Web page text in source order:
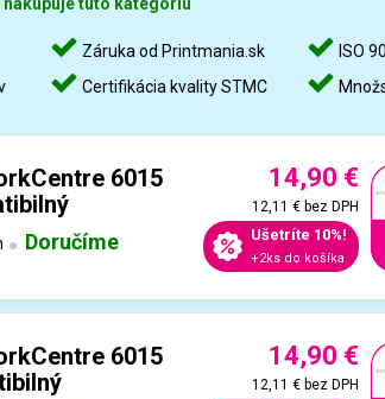
nakupuje túto kategóriu
Záruka od Printmania.sk
Certifikácia kvality STMC
ISO
6015
Doručíme
14,90 €
12,11 €bez DPH
Ušetríte 10%!
+2ks do košíka
6015
14,90 €
12,11 €bez DPH